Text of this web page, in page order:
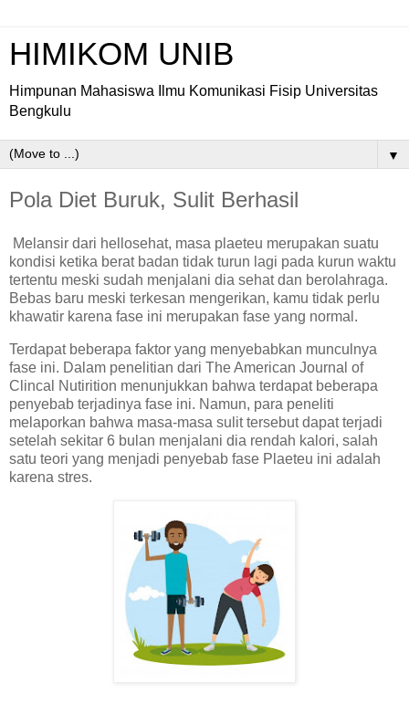
HIMIKOM UNIB
Himpunan Mahasiswa Ilmu Komunikasi Fisip Universitas
Bengkulu
▼
Pola Diet Buruk, Sulit Berhasil
Melansir dari hellosehat, masa plaeteu merupakan suatu
kondisi ketika berat badan tidak turun lagi pada kurun waktu
tertentu meski sudah menjalani dia sehat dan berolahraga.
Bebas baru meski terkesan mengerikan, kamu tidak perlu
khawatir karena fase ini merupakan fase yang normal.
Terdapat beberapa faktor yang menyebabkan munculnya
fase ini. Dalam penelitian dari The American Journal of
Clincal Nutirition menunjukkan bahwa terdapat beberapa
penyebab terjadinya fase ini. Namun, para peneliti
melaporkan bahwa masa-masa sulit tersebut dapat terjadi
setelah sekitar 6 bulan menjalani dia rendah kalori, salah
satu teori yang menjadi penyebab fase Plaeteu ini adalah
karena stres.